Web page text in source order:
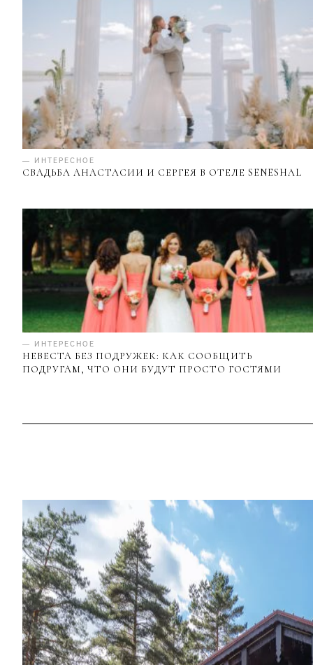
— ИНТЕРЕСНОЕ
СВАДЬБА АНАСТАСИИ И СЕРГЕЯ В ОТЕЛЕ SENESHAL
— ИНТЕРЕСНОЕ
НЕВЕСТА БЕЗ ПОДРУЖЕК: КАК СООБЩИТЬ
ПОДРУГАМ, ЧТО ОНИ БУДУТ ПРОСТО ГОСТЯМИ